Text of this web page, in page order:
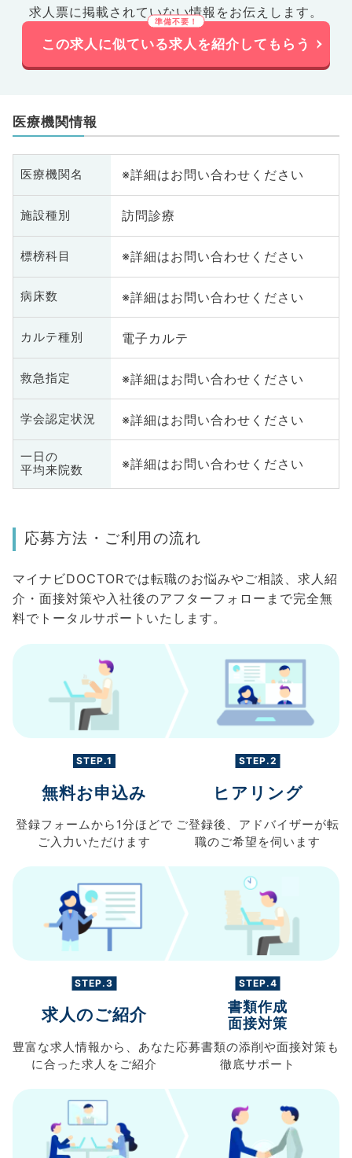
求人票に掲載されていない情報をお伝えします。
この求人に似ている求人を紹介してもらう
医療機関情報
医療機関名 ※詳細はお問い合わせください
施設種別 訪問診療
標榜科目 ※詳細はお問い合わせください
病床数 ※詳細はお問い合わせください
カルテ種別 電子カルテ
救急指定 ※詳細はお問い合わせください
学会認定状況 ※詳細はお問い合わせください
一日の
平均来院数
※詳細はお問い合わせください
応募方法・ご利用の流れ
マイナビDOCTORでは転職のお悩みやご相談、求人紹
介・面接対策や入社後のアフターフォローまで完全無
料でトータルサポートいたします。
STEP.1
無料お申込み
登録フォームから 1分ほどで
ご入力 いただけます
STEP.2
ヒアリング
ご登録後、 アドバイザーが転
職のご希望を伺います
STEP.3
求人のご紹介
豊富な求人情報から、 あなた
に合った求人を ご紹介
STEP.4
書類作成
面接対策
応募書類の添削や面接対策も
徹底サポート